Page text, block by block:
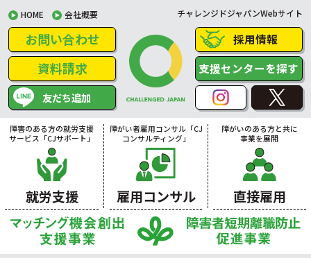
HOME 会社概要 チャレンジドジャパンWebサイト
お問い合わせ
資料請求
友だち追加
採用情報
支援センターを探す
障害のある方の就労支援
サービス「CJサポート」
就労支援
障がい者雇用コンサル「CJ
コンサルティング」
雇用コンサル
障がいのある方と共に
事業を展開
直接雇用